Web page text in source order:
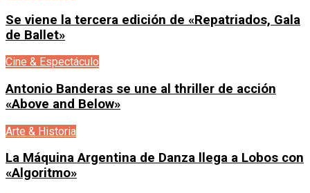
Se viene la tercera edición de «Repatriados, Gala
de Ballet»
Cine & Espectáculo
Antonio Banderas se une al thriller de acción
«Above and Below»
Arte & Historia
La Máquina Argentina de Danza llega a Lobos con
«Algoritmo»